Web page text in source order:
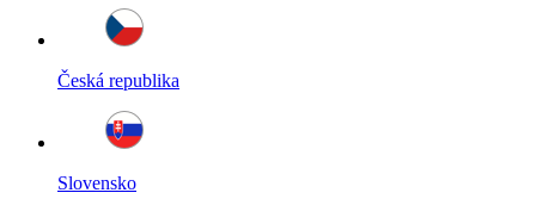
Česká republika
Slovensko